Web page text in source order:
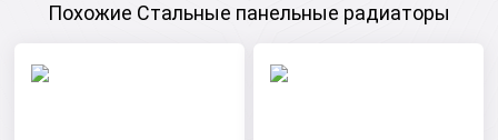
Похожие Стальные панельные радиаторы